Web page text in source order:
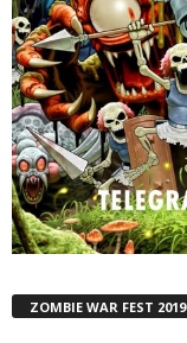
ZOMBIE WAR FEST 2019